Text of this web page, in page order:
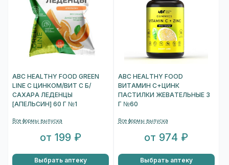
ABC HEALTHY FOOD GREEN
LINE С ЦИНКОМ/ВИТ C Б/
САХАРА ЛЕДЕНЦЫ
[АПЕЛЬСИН] 60 Г №1
Все формы выпуска
от 199 ₽
Выбрать аптеку
ABC HEALTHY FOOD
ВИТАМИН С+ЦИНК
ПАСТИЛКИ ЖЕВАТЕЛЬНЫЕ 3
Г №60
Все формы выпуска
от 974 ₽
Выбрать аптеку